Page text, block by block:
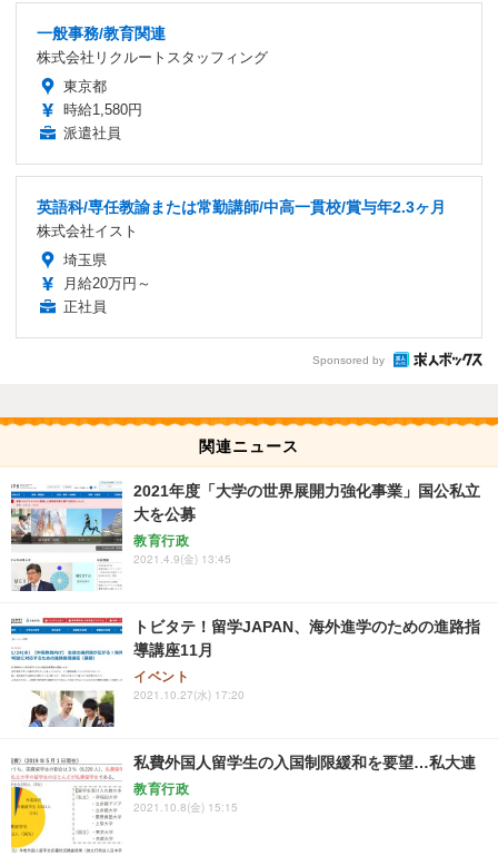
一般事務/教育関連
株式会社リクルートスタッフィング
東京都
時給1,580円
派遣社員
英語科/専任教諭または常勤講師/中高一貫校/賞与年2.3ヶ月
株式会社イスト
埼玉県
月給20万円～
正社員
Sponsored by
関連ニュース
2021年度「大学の世界展開力強化事業」国公私立
大を公募
教育行政
2021.4.9(金) 13:45
トビタテ！留学JAPAN、海外進学のための進路指
導講座11月
イベント
2021.10.27(水) 17:20
私費外国人留学生の入国制限緩和を要望…私大連
教育行政
2021.10.8(金) 15:15